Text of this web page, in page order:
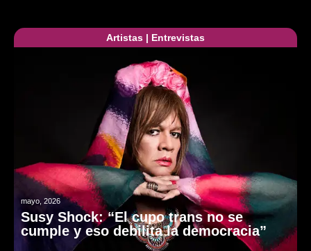
Artistas | Entrevistas
mayo, 2026
Susy Shock: “El cupo trans no se
cumple y eso debilita la democracia”